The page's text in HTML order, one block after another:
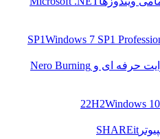
Windows 7 SP1
Nero Burning
Windows 10
SHAREit